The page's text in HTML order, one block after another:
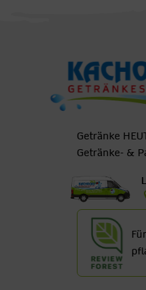
Getränke
Getränke- &